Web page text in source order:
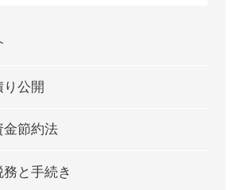
公開
金節約法
と手続き